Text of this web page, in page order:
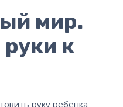
мир.
к
руку ребенка